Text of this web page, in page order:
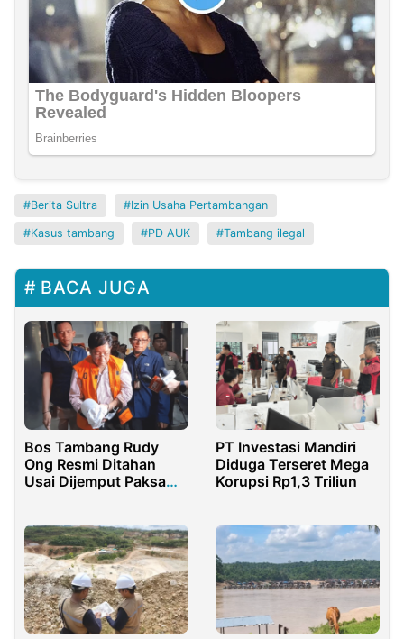
Berita Sultra Izin Usaha Pertambangan
Kasus tambang PD AUK Tambang ilegal
BACA JUGA
Bos Tambang Rudy
Ong Resmi Ditahan
Usai Dijemput Paksa
PT Investasi Mandiri
Diduga Terseret Mega
Korupsi Rp1,3 Triliun